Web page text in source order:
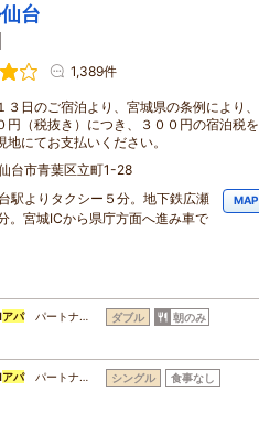
台
1,389件
３日のご宿泊より、宮城県の条例により、
円（税抜き）につき、３００円の宿泊税を
地にてお支払いください。
台市青葉区立町1-28
駅よりタクシー５分。地下鉄広瀬
。宮城ICから県庁方面へ進み車で
MAP
アパパートナ… ダブル 朝のみ
アパパートナ… シングル 食事なし